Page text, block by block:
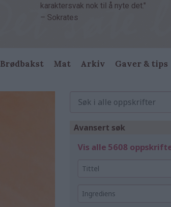
karaktersvak nok til å nyte det."
– Sokrates
Brødbakst Mat Arkiv Gaver & tips
Avansert søk
Vis alle 5608